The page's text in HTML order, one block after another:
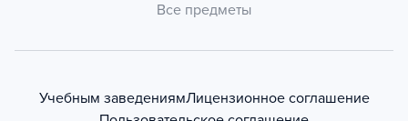
Все предметы
Учебным заведениямЛицензионное соглашение